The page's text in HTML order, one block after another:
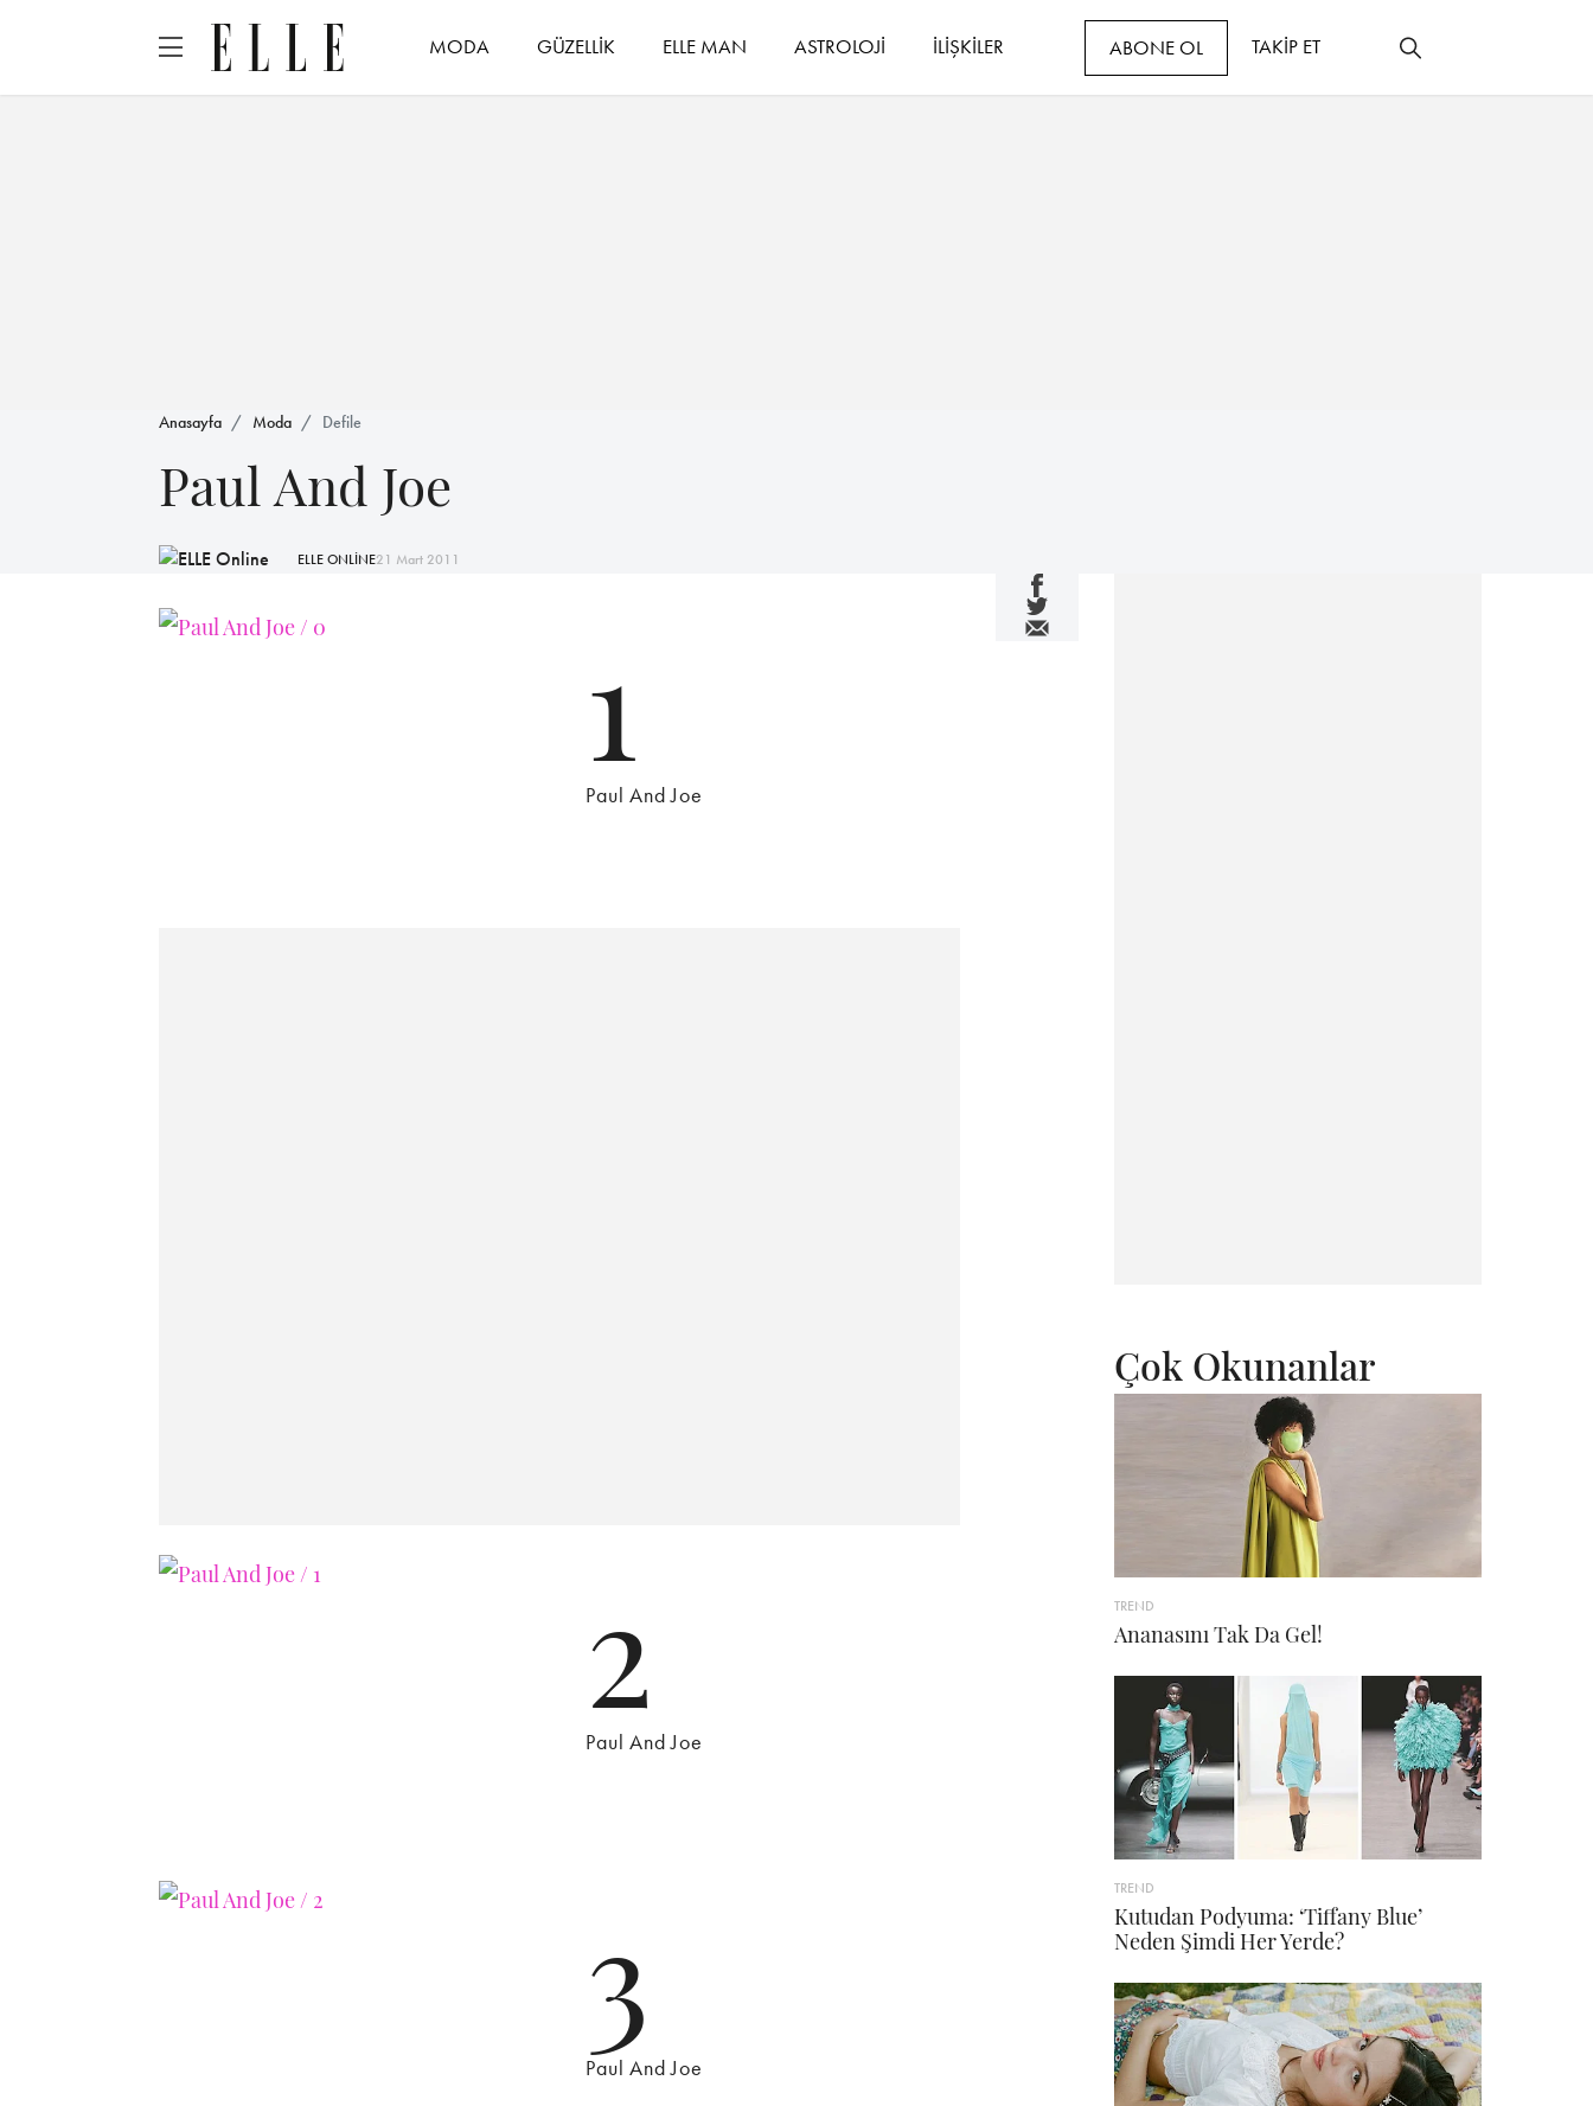
MODA GÜZELLİK ELLE MAN ASTROLOJİ İLİŞKİLER ABONE OL TAKİP ET
Anasayfa Moda Defile
Paul And Joe
ELLE ONLİNE21 Mart 2011
1
Paul And Joe
2
Paul And Joe
3
Paul And Joe
Çok Okunanlar
TREND
Ananasını Tak Da Gel!
TREND
Kutudan Podyuma: ‘Tiffany Blue’
Neden Şimdi Her Yerde?